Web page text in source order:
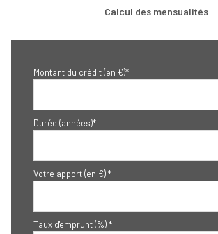
Calcul des mensualités
Montant du crédit (en €)*
Durée (années)*
Votre apport (en €) *
Taux d'emprunt (%) *